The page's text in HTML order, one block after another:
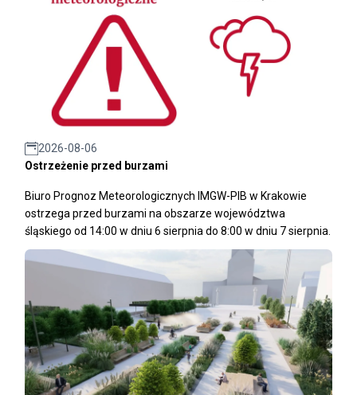
2026-08-06
Ostrzeżenie przed burzami
Biuro Prognoz Meteorologicznych IMGW-PIB w Krakowie
ostrzega przed burzami na obszarze województwa
śląskiego od 14:00 w dniu 6 sierpnia do 8:00 w dniu 7 sierpnia.